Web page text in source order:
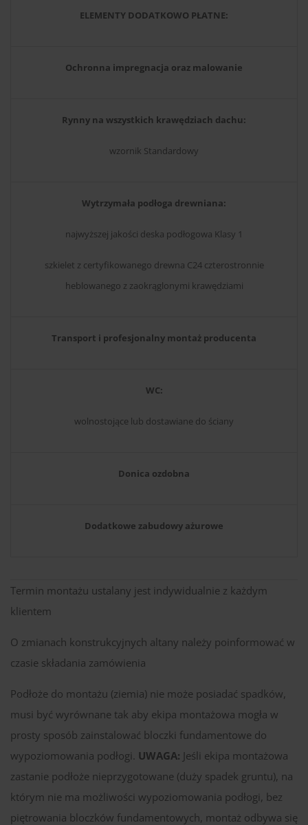
ELEMENTY DODATKOWO PŁATNE:
Ochronna impregnacja oraz malowanie
Rynny na wszystkich krawędziach dachu:
wzornik Standardowy
Wytrzymała podłoga drewniana:
najwyższej jakości deska podłogowa Klasy 1
szkielet z certyfikowanego drewna C24 czterostronnie
heblowanego z zaokrąglonymi krawędziami
Transport i profesjonalny montaż producenta
WC:
wolnostojące lub dostawiane do ściany
Donica ozdobna
Dodatkowe zabudowy ażurowe
Termin montażu ustalany jest indywidualnie z każdym
klientem
O zmianach konstrukcyjnych altany należy poinformować w
czasie składania zamówienia
Podłoże do montażu (ziemia) nie może posiadać spadków,
musi być wyrównane tak aby ekipa montażowa mogła w
prosty sposób zainstalować bloczki fundamentowe do
wypoziomowania podłogi. UWAGA: Jeśli ekipa montażowa
zastanie podłoże nieprzygotowane (duży spadek gruntu), na
którym nie ma możliwości wypoziomowania podłogi, bez
piętrowania bloczków fundamentowych, montaż odbywa się